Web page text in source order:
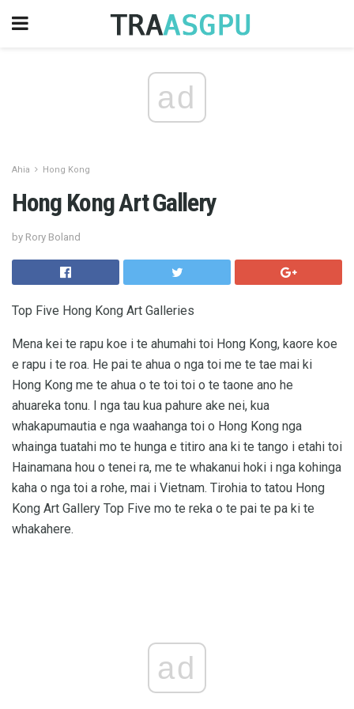
ad
Ahia Hong Kong
Hong Kong Art Gallery
by Rory Boland
Top Five Hong Kong Art Galleries
Mena kei te rapu koe i te ahumahi toi Hong Kong, kaore koe
e rapu i te roa. He pai te ahua o nga toi me te tae mai ki
Hong Kong me te ahua o te toi toi o te taone ano he
ahuareka tonu. I nga tau kua pahure ake nei, kua
whakapumautia e nga waahanga toi o Hong Kong nga
whainga tuatahi mo te hunga e titiro ana ki te tango i etahi toi
Hainamana hou o tenei ra, me te whakanui hoki i nga kohinga
kaha o nga toi a rohe, mai i Vietnam. Tirohia to tatou Hong
Kong Art Gallery Top Five mo te reka o te pai te pa ki te
whakahere.
ad